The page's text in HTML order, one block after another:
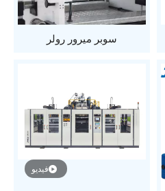
سوبر ميرور رولر
فيديو